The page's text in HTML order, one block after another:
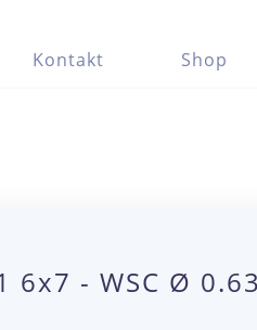
Kontakt Shop
6x7 - WSC Ø